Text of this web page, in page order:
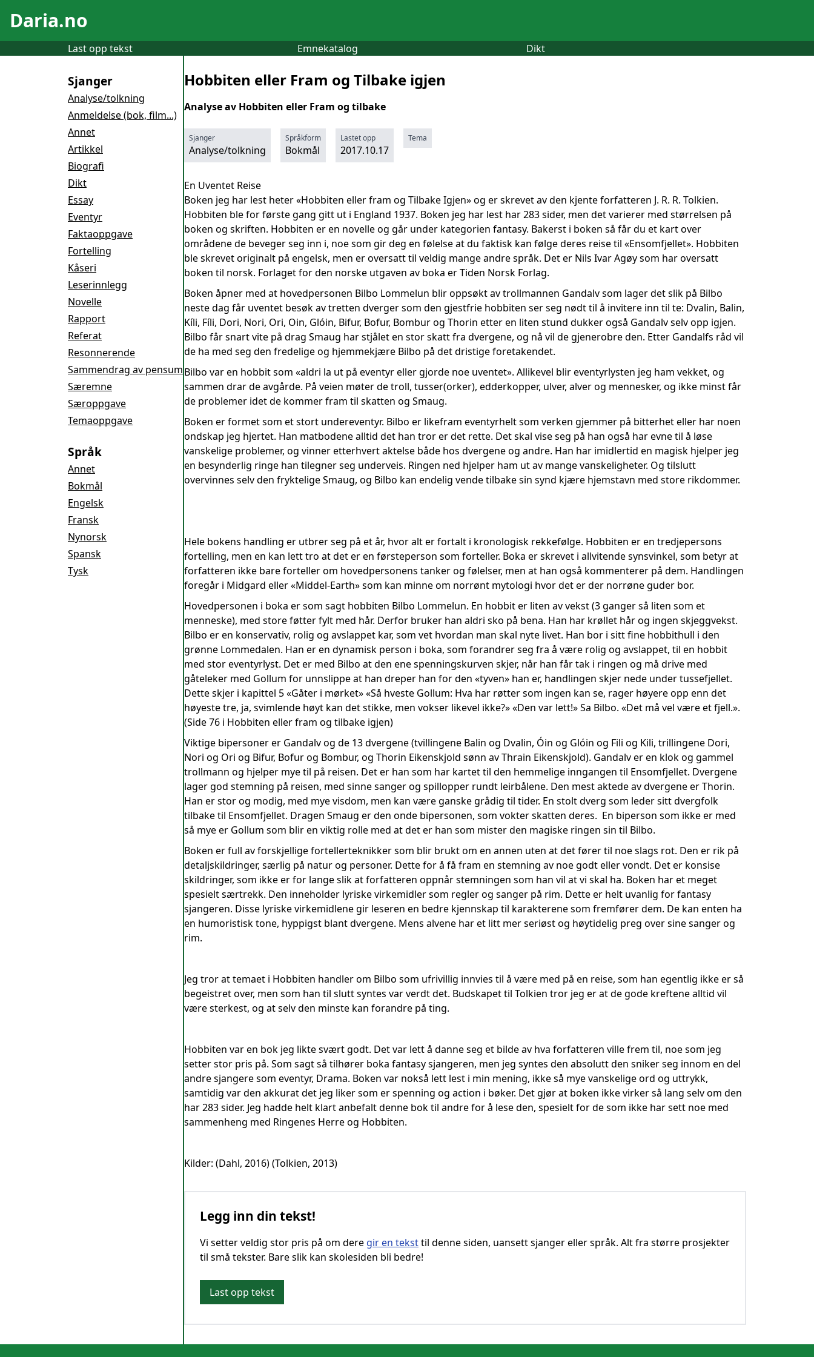
Daria.no
Last opp tekst Emnekatalog Dikt
Sjanger
Analyse/tolkning
Anmeldelse (bok, film...)
Annet
Artikkel
Biografi
Dikt
Essay
Eventyr
Faktaoppgave
Fortelling
Kåseri
Leserinnlegg
Novelle
Rapport
Referat
Resonnerende
Sammendrag av pensum
Særemne
Særoppgave
Temaoppgave
Språk
Annet
Bokmål
Engelsk
Fransk
Nynorsk
Spansk
Tysk
Hobbiten eller Fram og Tilbake igjen
Analyse av Hobbiten eller Fram og tilbake
Sjanger
Analyse/tolkning
Språkform
Bokmål
Lastet opp
2017.10.17
Tema
En Uventet Reise
Boken jeg har lest heter «Hobbiten eller fram og Tilbake Igjen» og er skrevet av den kjente forfatteren J. R. R. Tolkien.
Hobbiten ble for første gang gitt ut i England 1937. Boken jeg har lest har 283 sider, men det varierer med størrelsen på
boken og skriften. Hobbiten er en novelle og går under kategorien fantasy. Bakerst i boken så får du et kart over
områdene de beveger seg inn i, noe som gir deg en følelse at du faktisk kan følge deres reise til «Ensomfjellet». Hobbiten
ble skrevet originalt på engelsk, men er oversatt til veldig mange andre språk. Det er Nils Ivar Agøy som har oversatt
boken til norsk. Forlaget for den norske utgaven av boka er Tiden Norsk Forlag.
Boken åpner med at hovedpersonen Bilbo Lommelun blir oppsøkt av trollmannen Gandalv som lager det slik på Bilbo
neste dag får uventet besøk av tretten dverger som den gjestfrie hobbiten ser seg nødt til å invitere inn til te: Dvalin, Balin,
Kíli, Fíli, Dori, Nori, Ori, Oin, Glóin, Bifur, Bofur, Bombur og Thorin etter en liten stund dukker også Gandalv selv opp igjen.
Bilbo får snart vite på drag Smaug har stjålet en stor skatt fra dvergene, og nå vil de gjenerobre den. Etter Gandalfs råd vil
de ha med seg den fredelige og hjemmekjære Bilbo på det dristige foretakendet.
Bilbo var en hobbit som «aldri la ut på eventyr eller gjorde noe uventet». Allikevel blir eventyrlysten jeg ham vekket, og
sammen drar de avgårde. På veien møter de troll, tusser(orker), edderkopper, ulver, alver og mennesker, og ikke minst får
de problemer idet de kommer fram til skatten og Smaug.
Boken er formet som et stort undereventyr. Bilbo er likefram eventyrhelt som verken gjemmer på bitterhet eller har noen
ondskap jeg hjertet. Han matbodene alltid det han tror er det rette. Det skal vise seg på han også har evne til å løse
vanskelige problemer, og vinner etterhvert aktelse både hos dvergene og andre. Han har imidlertid en magisk hjelper jeg
en besynderlig ringe han tilegner seg underveis. Ringen ned hjelper ham ut av mange vanskeligheter. Og tilslutt
overvinnes selv den fryktelige Smaug, og Bilbo kan endelig vende tilbake sin synd kjære hjemstavn med store rikdommer.
Hele bokens handling er utbrer seg på et år, hvor alt er fortalt i kronologisk rekkefølge. Hobbiten er en tredjepersons
fortelling, men en kan lett tro at det er en førsteperson som forteller. Boka er skrevet i allvitende synsvinkel, som betyr at
forfatteren ikke bare forteller om hovedpersonens tanker og følelser, men at han også kommenterer på dem. Handlingen
foregår i Midgard eller «Middel-Earth» som kan minne om norrønt mytologi hvor det er der norrøne guder bor.
Hovedpersonen i boka er som sagt hobbiten Bilbo Lommelun. En hobbit er liten av vekst (3 ganger så liten som et
menneske), med store føtter fylt med hår. Derfor bruker han aldri sko på bena. Han har krøllet hår og ingen skjeggvekst.
Bilbo er en konservativ, rolig og avslappet kar, som vet hvordan man skal nyte livet. Han bor i sitt fine hobbithull i den
grønne Lommedalen. Han er en dynamisk person i boka, som forandrer seg fra å være rolig og avslappet, til en hobbit
med stor eventyrlyst. Det er med Bilbo at den ene spenningskurven skjer, når han får tak i ringen og må drive med
gåteleker med Gollum for unnslippe at han dreper han for den «tyven» han er, handlingen skjer nede under tussefjellet.
Dette skjer i kapittel 5 «Gåter i mørket» «Så hveste Gollum: Hva har røtter som ingen kan se, rager høyere opp enn det
høyeste tre, ja, svimlende høyt kan det stikke, men vokser likevel ikke?» «Den var lett!» Sa Bilbo. «Det må vel være et fjell.».
(Side 76 i Hobbiten eller fram og tilbake igjen)
Viktige bipersoner er Gandalv og de 13 dvergene (tvillingene Balin og Dvalin, Óin og Glóin og Fili og Kili, trillingene Dori,
Nori og Ori og Bifur, Bofur og Bombur, og Thorin Eikenskjold sønn av Thrain Eikenskjold). Gandalv er en klok og gammel
trollmann og hjelper mye til på reisen. Det er han som har kartet til den hemmelige inngangen til Ensomfjellet. Dvergene
lager god stemning på reisen, med sinne sanger og spillopper rundt leirbålene. Den mest aktede av dvergene er Thorin.
Han er stor og modig, med mye visdom, men kan være ganske grådig til tider. En stolt dverg som leder sitt dvergfolk
tilbake til Ensomfjellet. Dragen Smaug er den onde bipersonen, som vokter skatten deres. En biperson som ikke er med
så mye er Gollum som blir en viktig rolle med at det er han som mister den magiske ringen sin til Bilbo.
Boken er full av forskjellige fortellerteknikker som blir brukt om en annen uten at det fører til noe slags rot. Den er rik på
detaljskildringer, særlig på natur og personer. Dette for å få fram en stemning av noe godt eller vondt. Det er konsise
skildringer, som ikke er for lange slik at forfatteren oppnår stemningen som han vil at vi skal ha. Boken har et meget
spesielt særtrekk. Den inneholder lyriske virkemidler som regler og sanger på rim. Dette er helt uvanlig for fantasy
sjangeren. Disse lyriske virkemidlene gir leseren en bedre kjennskap til karakterene som fremfører dem. De kan enten ha
en humoristisk tone, hyppigst blant dvergene. Mens alvene har et litt mer seriøst og høytidelig preg over sine sanger og
rim.
Jeg tror at temaet i Hobbiten handler om Bilbo som ufrivillig innvies til å være med på en reise, som han egentlig ikke er så
begeistret over, men som han til slutt syntes var verdt det. Budskapet til Tolkien tror jeg er at de gode kreftene alltid vil
være sterkest, og at selv den minste kan forandre på ting.
Hobbiten var en bok jeg likte svært godt. Det var lett å danne seg et bilde av hva forfatteren ville frem til, noe som jeg
setter stor pris på. Som sagt så tilhører boka fantasy sjangeren, men jeg syntes den absolutt den sniker seg innom en del
andre sjangere som eventyr, Drama. Boken var nokså lett lest i min mening, ikke så mye vanskelige ord og uttrykk,
samtidig var den akkurat det jeg liker som er spenning og action i bøker. Det gjør at boken ikke virker så lang selv om den
har 283 sider. Jeg hadde helt klart anbefalt denne bok til andre for å lese den, spesielt for de som ikke har sett noe med
sammenheng med Ringenes Herre og Hobbiten.
Kilder: (Dahl, 2016) (Tolkien, 2013)
Legg inn din tekst!
Vi setter veldig stor pris på om dere gir en teksttil denne siden, uansett sjanger eller språk. Alt fra større prosjekter
til små tekster. Bare slik kan skolesiden bli bedre!
Last opp tekst